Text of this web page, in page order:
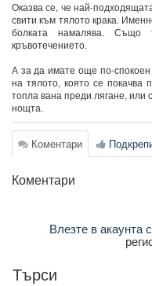
Оказва се, че най-
свити към тялото крака.
болката намалява.
кръвотечението.
А за да имате още по-
на тялото, която се покачва
топла вана преди лягане, или
нощта.
Коментари
Коментари
Влезте в акаунта
Търси